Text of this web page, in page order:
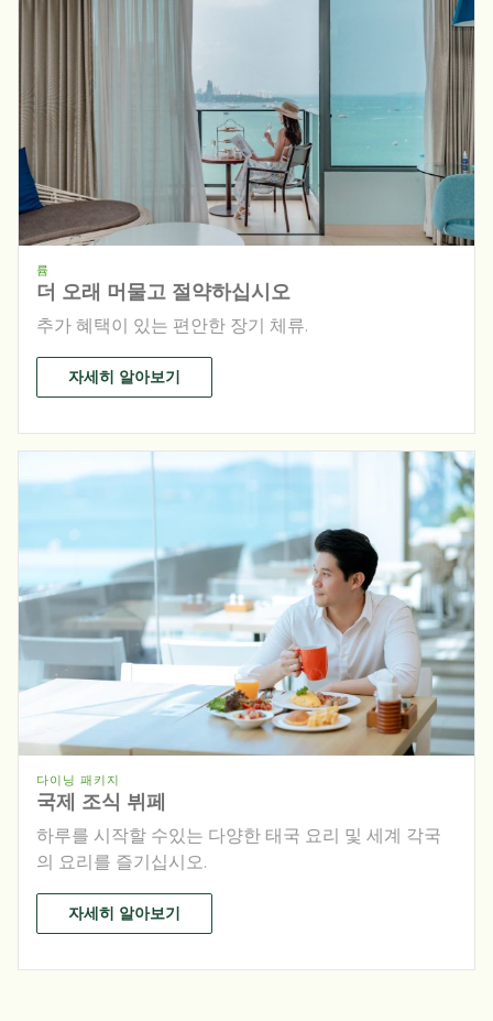
륨
더 오래 머물고 절약하십시오
추가 혜택이 있는 편안한 장기 체류.
자세히 알아보기
다이닝 패키지
국제 조식 뷔페
하루를 시작할 수있는 다양한 태국 요리 및 세계 각국
의 요리를 즐기십시오.
자세히 알아보기